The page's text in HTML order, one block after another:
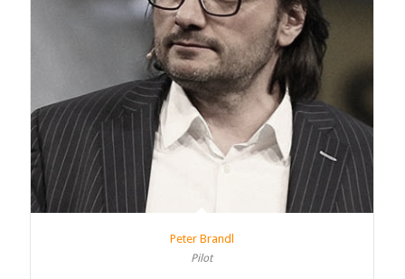
Peter Brandl
Pilot